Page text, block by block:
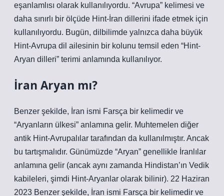
eşanlamlısı olarak kullanılıyordu. “Avrupa” kelimesi ve
daha sınırlı bir ölçüde Hint-İran dillerini ifade etmek için
kullanılıyordu. Bugün, dilbilimde yalnızca daha büyük
Hint-Avrupa dil ailesinin bir kolunu temsil eden “Hint-
Aryan dilleri” terimi anlamında kullanılıyor.
İran Aryan mı?
Benzer şekilde, İran ismi Farsça bir kelimedir ve
“Aryanların ülkesi” anlamına gelir. Muhtemelen diğer
antik Hint-Avrupalılar tarafından da kullanılmıştır. Ancak
bu tartışmalıdır. Günümüzde “Aryan” genellikle İranlılar
anlamına gelir (ancak aynı zamanda Hindistan’ın Vedik
kabileleri, şimdi Hint-Aryanlar olarak bilinir). 22 Haziran
2023 Benzer şekilde, İran ismi Farsça bir kelimedir ve